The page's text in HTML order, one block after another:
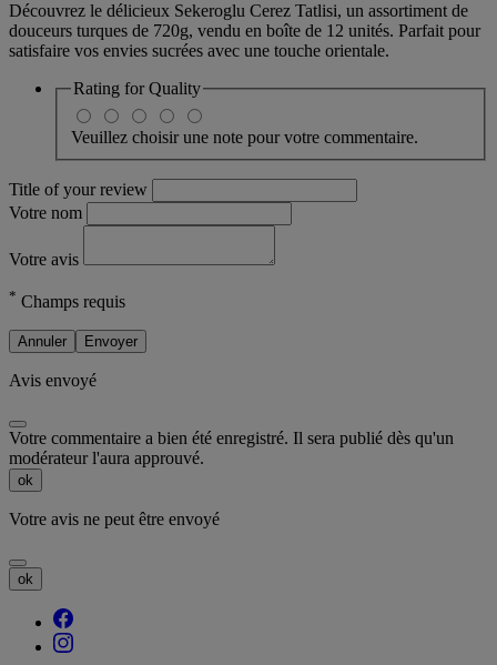
Découvrez le délicieux Sekeroglu Cerez Tatlisi, un assortiment de
douceurs turques de 720g, vendu en boîte de 12 unités. Parfait pour
satisfaire vos envies sucrées avec une touche orientale.
Rating forQuality
Veuillez choisir une note pour votre commentaire.
Title of your review
Votre nom
Votre avis
* Champs requis
Annuler Envoyer
Avis envoyé
Votre commentaire a bien été enregistré. Il sera publié dès qu'un
modérateur l'aura approuvé.
ok
Votre avis ne peut être envoyé
ok